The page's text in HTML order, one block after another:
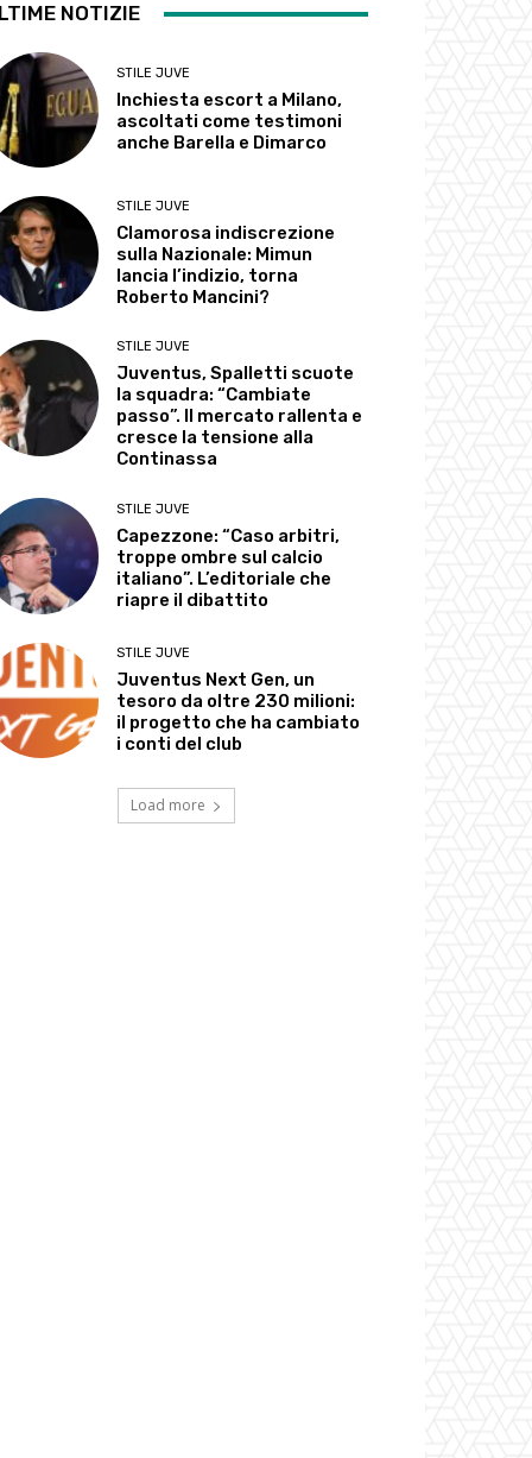
NOTIZIE
STILE JUVE
Inchiesta escort a Milano,
ascoltati come testimoni
anche Barella e Dimarco
STILE JUVE
Clamorosa indiscrezione
sulla Nazionale: Mimun
lancia l’indizio, torna
Roberto Mancini?
STILE JUVE
Juventus, Spalletti scuote
la squadra: “Cambiate
passo”. Il mercato rallenta e
cresce la tensione alla
Continassa
STILE JUVE
Capezzone: “Caso arbitri,
troppe ombre sul calcio
italiano”. L’editoriale che
riapre il dibattito
STILE JUVE
Juventus Next Gen, un
tesoro da oltre 230 milioni:
il progetto che ha cambiato
i conti del club
Load more